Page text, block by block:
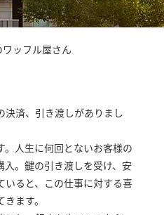
ッフル屋さん
決済、引き渡しがありまし
人生に何回とないお客様の
入。鍵の引き渡しを受け、安
いると、この仕事に対する喜
ます。